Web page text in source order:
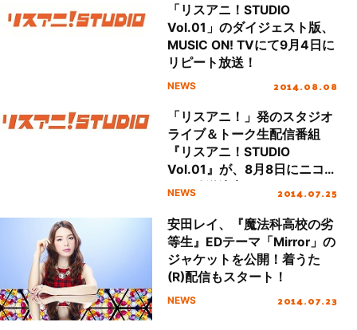
「リスアニ！STUDIO
Vol.01」のダイジェスト版、
MUSIC ON! TVにて9月4日に
リピート放送！
NEWS 2014.08.08
「リスアニ！」発のスタジオ
ライブ＆トーク生配信番組
『リスアニ！STUDIO
Vol.01』が、8月8日にニコ生
にて放送決定！
NEWS 2014.07.25
安田レイ、『魔法科高校の劣
等生』EDテーマ「Mirror」の
ジャケットを公開！着うた
(R)配信もスタート！
NEWS 2014.07.23